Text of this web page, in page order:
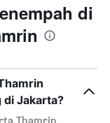
di
Jakarta?